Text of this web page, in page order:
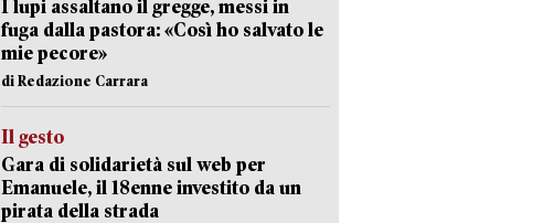
I lupi assaltano il gregge, messi in
fuga dalla pastora: «Così ho salvato le
mie pecore»
di Redazione Carrara
Il gesto
Gara di solidarietà sul web per
Emanuele, il 18enne investito da un
pirata della strada